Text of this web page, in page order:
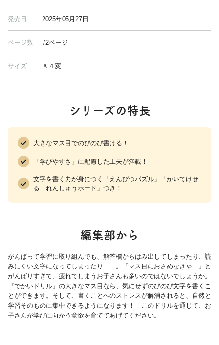
発売日 2025年05月27日
ページ数 72ページ
サイズ Ａ４変
シリーズの特長
大きなマス目でのびのび書ける！
「学びやすさ」に配慮した工夫が満載！
文字を書く力が身につく「えんぴつパズル」「かいてけせ
る れんしゅうボード」つき！
編集部から
がんばって学習に取り組んでも、解答欄からはみ出してしまったり、読
みにくい文字になってしまったり……。「マス目におさめなきゃ…」と
がんばりすぎて、疲れてしまうお子さんも多いのではないでしょうか。
『でかいドリル』の大きなマス目なら、気にせずのびのび文字を書くこ
とができます。そして、書くことへのストレスが解消されると、自然と
学習そのものに集中できるようになります！ このドリルを通じて、お
子さんが学びに向かう意欲を育ててあげてください。